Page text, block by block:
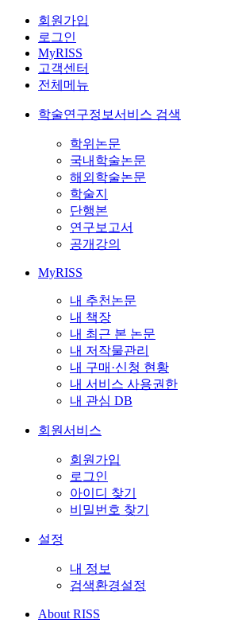
회원가입
로그인
MyRISS
고객센터
전체메뉴
학술연구정보서비스 검색
학위논문
국내학술논문
해외학술논문
학술지
단행본
연구보고서
공개강의
MyRISS
내 추천논문
내 책장
내 최근 본 논문
내 저작물관리
내 구매·신청 현황
내 서비스 사용권한
내 관심 DB
회원서비스
회원가입
로그인
아이디 찾기
비밀번호 찾기
설정
내 정보
검색환경설정
About RISS